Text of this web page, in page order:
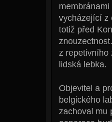
vycházející z
totiž před
z repetivního
lidská lebka.
Objevitel a
belgického
zachoval mu